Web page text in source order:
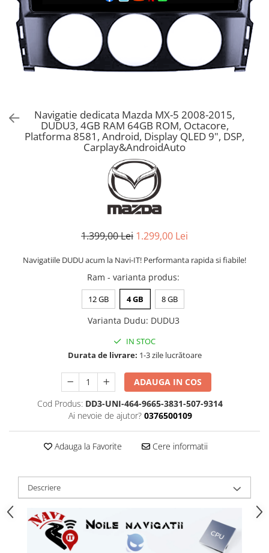
Navigatie dedicata Mazda MX-5 2008-2015,
DUDU3, 4GB RAM 64GB ROM, Octacore,
Platforma 8581, Android, Display QLED 9", DSP,
Carplay&AndroidAuto
1.399,00 Lei 1.299,00 Lei
Navigatiile DUDU acum la Navi-IT! Performanta rapida si fiabile!
Ram - varianta produs:
12 GB 4 GB 8 GB
Varianta Dudu: DUDU3
IN STOC
Durata de livrare: 1-3 zile lucrătoare
ADAUGA IN COS
Cod Produs: DD3-UNI-464-9665-3831-507-9314
Ai nevoie de ajutor? 0376500109
Adauga la Favorite Cere informatii
Descriere